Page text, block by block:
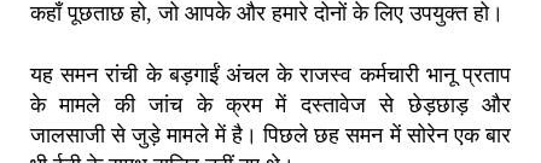
कहाँ पूछताछ हो, जो आपके और हमारे दोनों के लिए उपयुक्‍त हो।
यह समन रांची के बड़गाईं अंचल के राजस्‍व कर्मचारी भानू प्रताप
के मामले की जांच के क्रम में दस्‍तावेज से छेड़छाड़ और
जालसाजी से जुड़े मामले में है। पिछले छह समन में सोरेन एक बार